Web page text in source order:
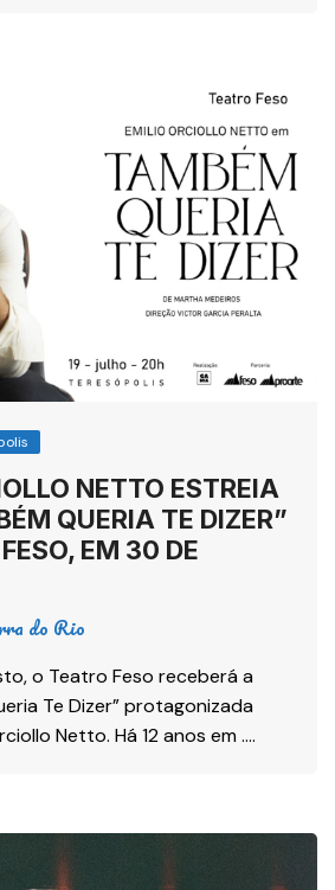
NETTO ESTREIA
QUERIA TE DIZER”
EM 30 DE
do Rio
o Teatro Feso receberá a
Te Dizer” protagonizada
Netto. Há 12 anos em ….